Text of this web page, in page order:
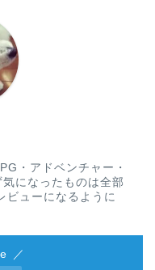
・アドベンチャー・
になったものは全部
ビューになるように
／